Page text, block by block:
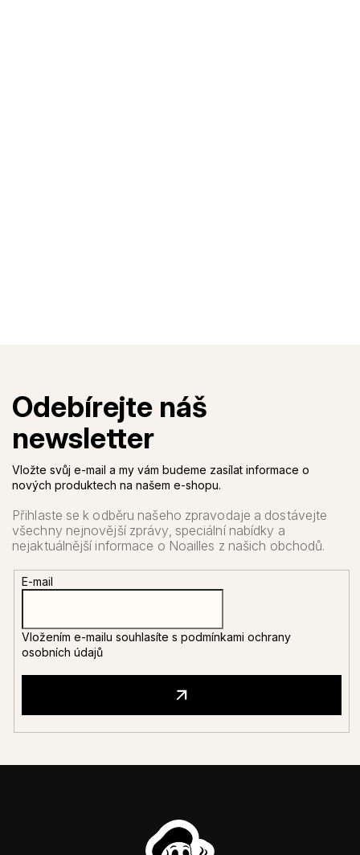
Vložte svůj e-mail a my vám budeme zasílat informace o
nových produktech na našem e-shopu.
E-mail
Vložením e-mailu souhlasíte s podmínkami ochrany
osobních údajů